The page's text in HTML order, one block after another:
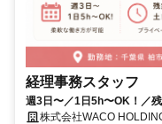
経理事務スタッフ
週3日〜／1日5h〜OK！／
ッツリ働きたい方も歓迎で
株式会社WACO